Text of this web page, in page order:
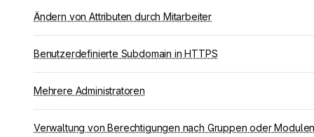
Ändern von Attributen durch Mitarbeiter
Benutzerdefinierte Subdomain in HTTPS
Mehrere Administratoren
Verwaltung von Berechtigungen nach Gruppen oder